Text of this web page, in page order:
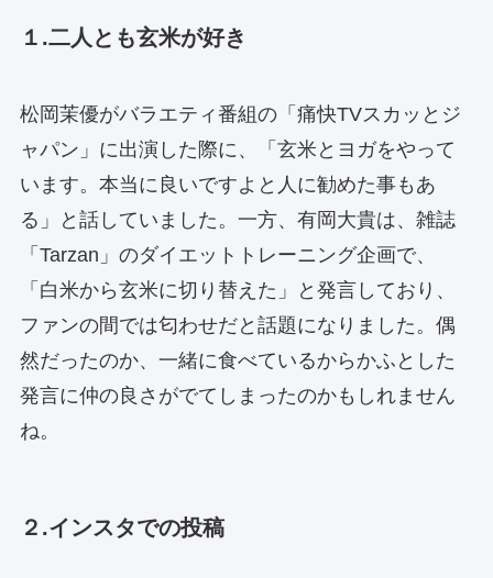
１.二人とも玄米が好き
松岡茉優がバラエティ番組の「痛快TVスカッとジ
ャパン」に出演した際に、「玄米とヨガをやって
います。本当に良いですよと人に勧めた事もあ
る」と話していました。一方、有岡大貴は、雑誌
「Tarzan」のダイエットトレーニング企画で、
「白米から玄米に切り替えた」と発言しており、
ファンの間では匂わせだと話題になりました。偶
然だったのか、一緒に食べているからかふとした
発言に仲の良さがでてしまったのかもしれません
ね。
２.インスタでの投稿